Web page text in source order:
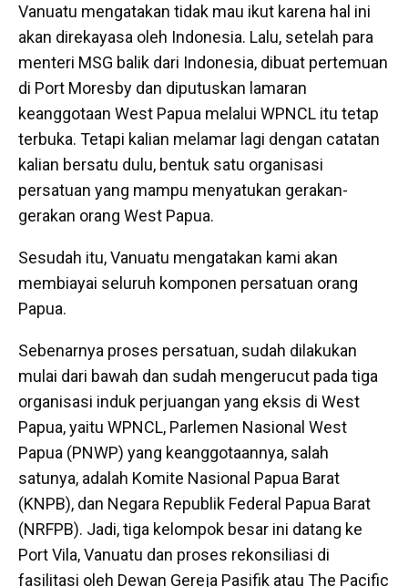
Vanuatu mengatakan tidak mau ikut karena hal ini
akan direkayasa oleh Indonesia. Lalu, setelah para
menteri MSG balik dari Indonesia, dibuat pertemuan
di Port Moresby dan diputuskan lamaran
keanggotaan West Papua melalui WPNCL itu tetap
terbuka. Tetapi kalian melamar lagi dengan catatan
kalian bersatu dulu, bentuk satu organisasi
persatuan yang mampu menyatukan gerakan-
gerakan orang West Papua.
Sesudah itu, Vanuatu mengatakan kami akan
membiayai seluruh komponen persatuan orang
Papua.
Sebenarnya proses persatuan, sudah dilakukan
mulai dari bawah dan sudah mengerucut pada tiga
organisasi induk perjuangan yang eksis di West
Papua, yaitu WPNCL, Parlemen Nasional West
Papua (PNWP) yang keanggotaannya, salah
satunya, adalah Komite Nasional Papua Barat
(KNPB), dan Negara Republik Federal Papua Barat
(NRFPB). Jadi, tiga kelompok besar ini datang ke
Port Vila, Vanuatu dan proses rekonsiliasi di
fasilitasi oleh Dewan Gereja Pasifik atau The Pacific